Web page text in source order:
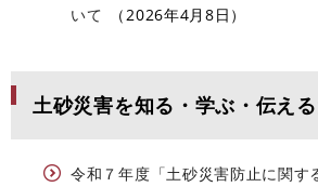
いて
2026年4月8日
土砂災害を知る・学ぶ・伝え
令和７年度「土砂災害防止に関す